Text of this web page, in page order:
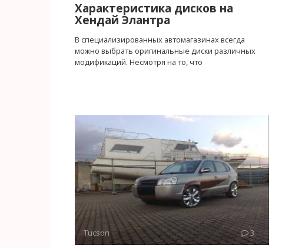
Характеристика дисков на
Хендай Элантра
В специализированных автомагазинах всегда
можно выбрать оригинальные диски различных
модификаций. Несмотря на то, что
Tucson 3